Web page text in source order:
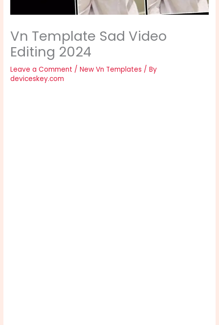
Vn Template Sad Video
Editing 2024
Leave a Comment /New Vn Templates / By
deviceskey.com